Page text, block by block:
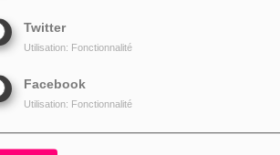
Twitter
Utilisation: Fonctionnalité
Facebook
Utilisation: Fonctionnalité